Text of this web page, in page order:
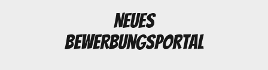
Neues
Bewerbungsportal